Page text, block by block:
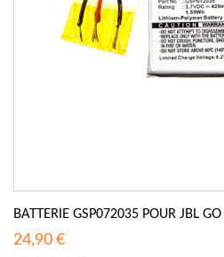
BATTERIE GSP072035 POUR JBL
24,90 €